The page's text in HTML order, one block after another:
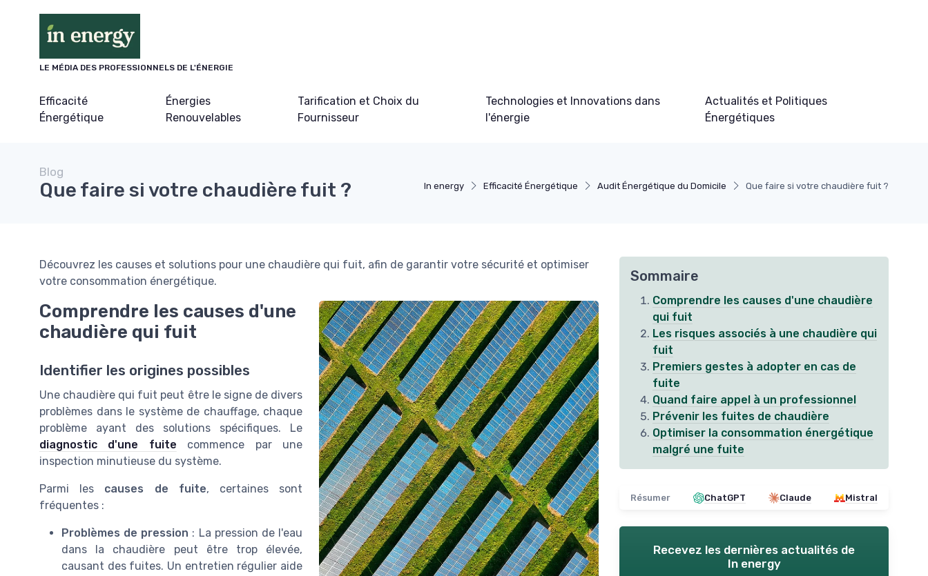
LE MÉDIA DES PROFESSIONNELS DE L'ÉNERGIE
Efficacité
Énergétique
Énergies
Renouvelables
Tarification et Choix du
Fournisseur
Technologies et Innovations dans
l'énergie
Actualités et Politiques
Énergétiques
In energy Efficacité Énergétique Audit Énergétique du Domicile Que faire si votre chaudière fuit ?
Blog
Que faire si votre chaudière fuit ?
Découvrez les causes et solutions pour une chaudière qui fuit, afin de garantir votre sécurité et optimiser
votre consommation énergétique.
Comprendre les causes d'une
chaudière qui fuit
Identifier les origines possibles
Une chaudière qui fuit peut être le signe de divers
problèmes dans le système de chauffage, chaque
problème ayant des solutions spécifiques. Le
diagnostic d'une fuite commence par une
inspection minutieuse du système.
Parmi les causes de fuite, certaines sont
fréquentes :
Problèmes de pression : La pression de l'eau
dans la chaudière peut être trop élevée,
causant des fuites. Un entretien régulier aide
Sommaire
Comprendre les causes d'une chaudière
qui fuit
Les risques associés à une chaudière qui
fuit
Premiers gestes à adopter en cas de
fuite
Quand faire appel à un professionnel
Prévenir les fuites de chaudière
Optimiser la consommation énergétique
malgré une fuite
Résumer ChatGPT Claude Mistral
Recevez les dernières actualités de
In energy